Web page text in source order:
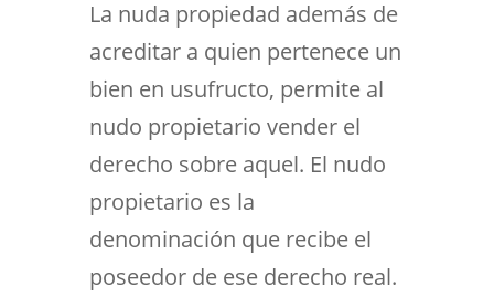
La nuda propiedad además de
acreditar a quien pertenece un
bien en usufructo, permite al
nudo propietario vender el
derecho sobre aquel. El nudo
propietario es la
denominación que recibe el
poseedor de ese derecho real.